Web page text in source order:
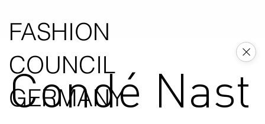
FASHION
COUNCIL
GERMANY
Condé Nast